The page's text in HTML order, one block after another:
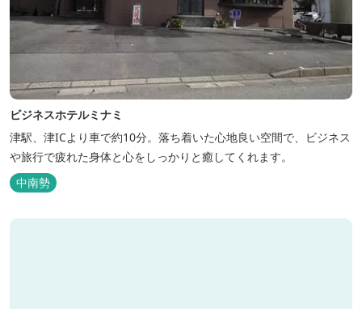
ビジネスホテルミナミ
津駅、津ICより車で約10分。落ち着いた心地良い空間で、ビジネス
や旅行で疲れた身体と心をしっかりと癒してくれます。
中南勢